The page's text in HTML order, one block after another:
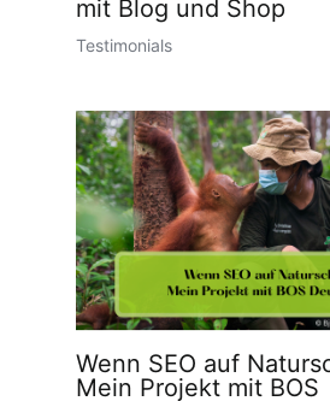
mit Blog und Shop
Testimonials
Wenn SEO auf
Mein Projekt mit BOS